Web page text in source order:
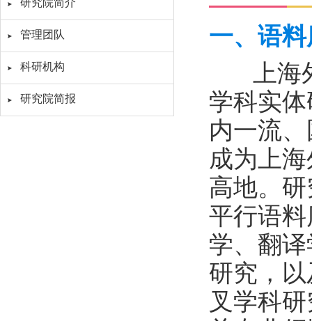
研究院简介
管理团队
科研机构
研究院简报
一、语
上海外
学科实
内一流
成为上
高地。
平行语
学、翻
研究，
叉学科